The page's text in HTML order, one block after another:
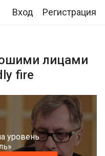
Вход Регистрация
лицами
fire
уровень